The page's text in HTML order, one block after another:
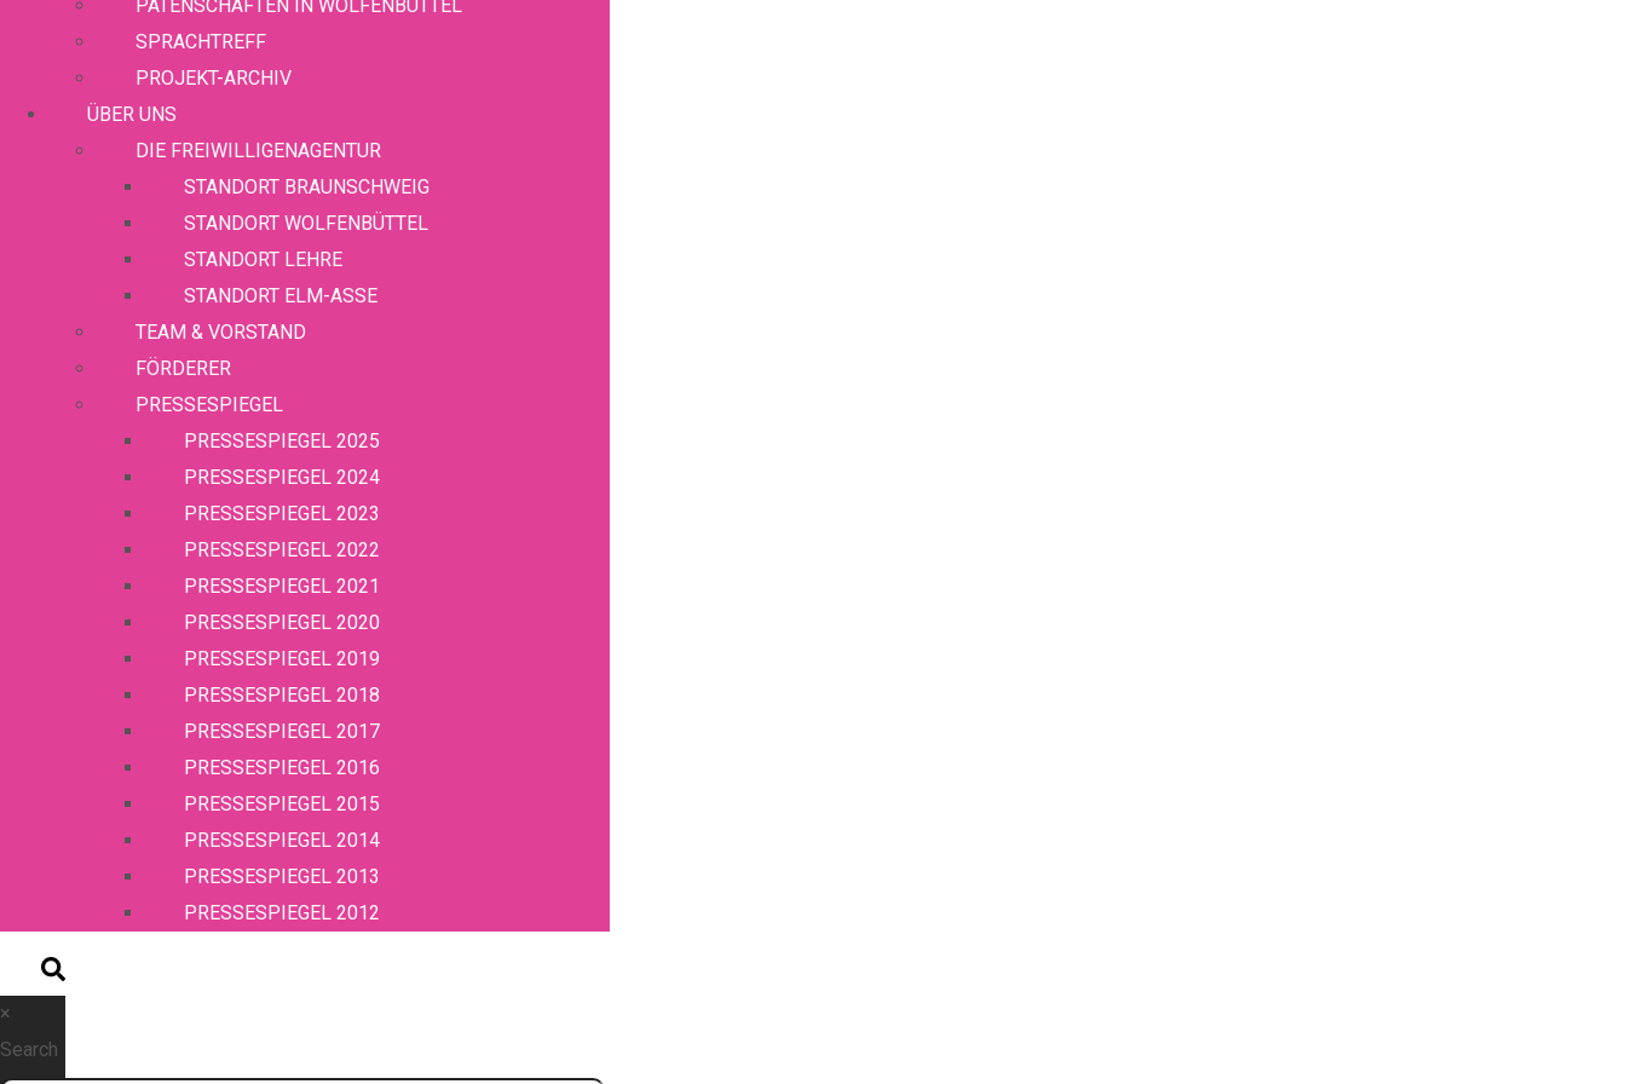
PATENSCHAFTEN IN WOLFENBÜTTEL
SPRACHTREFF
PROJEKT-ARCHIV
ÜBER UNS
DIE FREIWILLIGENAGENTUR
STANDORT BRAUNSCHWEIG
STANDORT WOLFENBÜTTEL
STANDORT LEHRE
STANDORT ELM-ASSE
TEAM & VORSTAND
FÖRDERER
PRESSESPIEGEL
PRESSESPIEGEL 2025
PRESSESPIEGEL 2024
PRESSESPIEGEL 2023
PRESSESPIEGEL 2022
PRESSESPIEGEL 2021
PRESSESPIEGEL 2020
PRESSESPIEGEL 2019
PRESSESPIEGEL 2018
PRESSESPIEGEL 2017
PRESSESPIEGEL 2016
PRESSESPIEGEL 2015
PRESSESPIEGEL 2014
PRESSESPIEGEL 2013
PRESSESPIEGEL 2012
×
Search